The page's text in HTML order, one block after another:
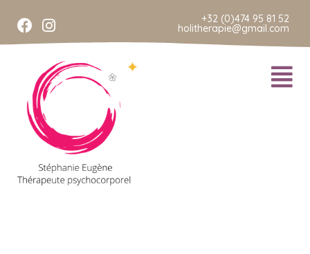
+32 (0)474 95 81 52
holitherapie@gmail.com